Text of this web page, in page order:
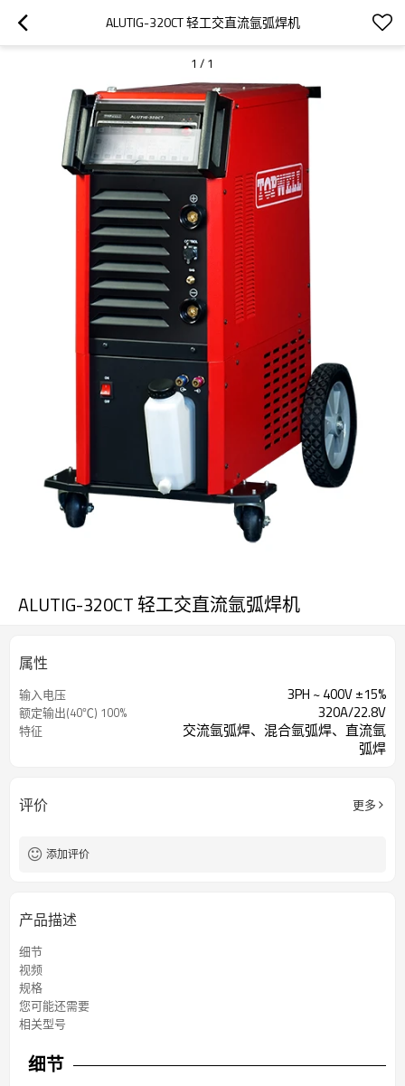
ALUTIG-320CT 轻工交直流氩弧焊机
1 / 1
ALUTIG-320CT 轻工交直流氩弧焊机
属性
输入电压 3PH ~ 400V ±15%
额定输出(40℃) 100% 320A/22.8V
特征
交流氩弧焊、混合氩弧焊、直流氩
弧焊
评价 更多
添加评价
产品描述
细节
视频
规格
您可能还需要
相关型号
细节